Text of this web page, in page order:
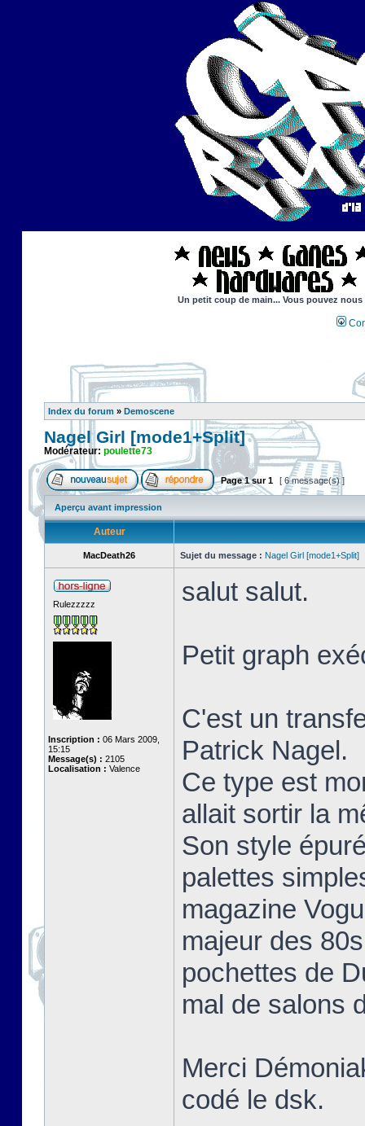
Un petit coup de main... Vous pouvez
Index du forum » Demoscene
Nagel Girl [mode1+Split]
Modérateur: poulette73
Page1sur1 [ 6 message(s) ]
Aperçu avant impression
Auteur
MacDeath26 Sujet du message : Nagel Girl [mode1+Split]
Rulezzzzz
Inscription : 06 Mars 2009,
15:15
Message(s) : 2105
Localisation : Valence
salut salut.
Petit graph
C'est un
Patrick Nagel.
Ce type est
allait sortir la
Son style
palettes
magazine
majeur des
pochettes de
mal de salons
Merci
codé le dsk.